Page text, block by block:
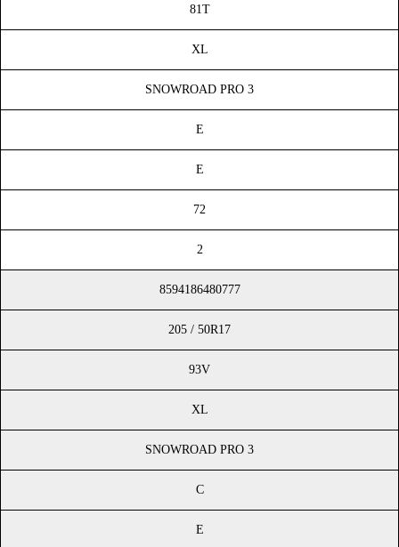
81T
XL
SNOWROAD PRO 3
E
E
72
2
8594186480777
205 / 50R17
93V
XL
SNOWROAD PRO 3
C
E